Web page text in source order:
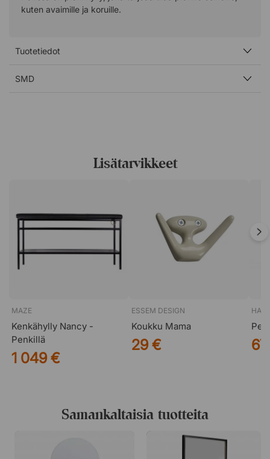
kuten avaimille ja koruille.
Tuotetiedot
SMD
Lisätarvikkeet
MAZE
Kenkähylly Nancy -
Penkillä
1 049 €
ESSEM DESIGN
Koukku Mama
29 €
HAY
Samankaltaisia tuotteita